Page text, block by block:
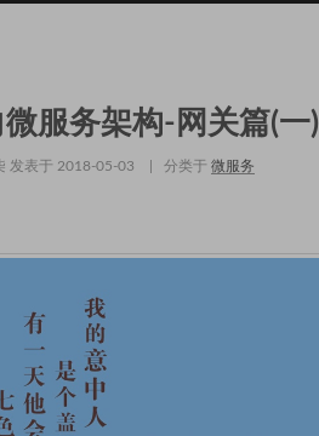
服务架构-网关篇(一)
发表于 2018-05-03 | 分类于 微服务